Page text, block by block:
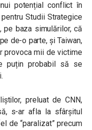
potențial conflict în
pentru Studii Strategice
pe baza simulărilor, că
de-o parte, și Taiwan,
provoca mii de victime
puțin probabil să se
preluat de CNN,
s-ar afla la sfârșitul
de “paralizat” precum